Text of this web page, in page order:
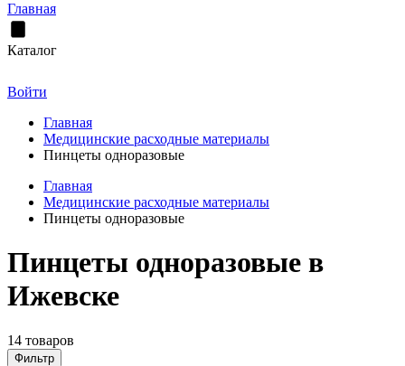
Главная
Каталог
Войти
Главная
Медицинские расходные материалы
Пинцеты одноразовые
Главная
Медицинские расходные материалы
Пинцеты одноразовые
Пинцеты одноразовые в
Ижевске
14 товаров
Фильтр